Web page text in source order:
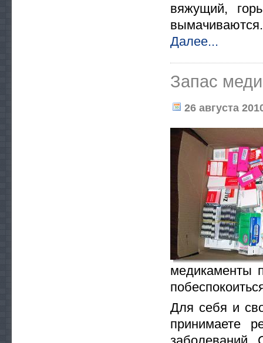
вяжущий,
вымачиваются.
Далее...
Запас
26 августа
медикаменты
Для себя и
принимаете